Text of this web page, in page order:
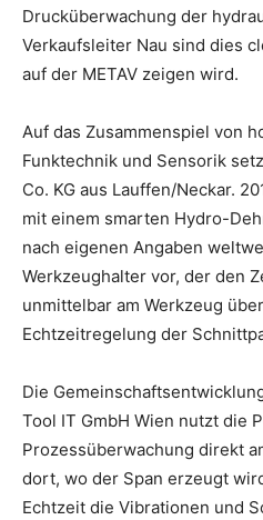
Drucküberwachung der
Verkaufsleiter Nau sind dies
auf der METAV zeigen wird.
Auf das Zusammenspiel von
Funktechnik und Sensorik
Co. KG aus Lauffen/Neckar.
mit einem smarten Hydro-
nach eigenen Angaben
Werkzeughalter vor, der den
unmittelbar am Werkzeug
Echtzeitregelung der
Die
Tool IT GmbH Wien nutzt die
Prozessüberwachung direkt
dort, wo der Span erzeugt
Echtzeit die Vibrationen und